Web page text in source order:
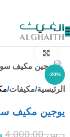
-20%
الرئيسية مكيفات
يوجين مكيف سوبر
ر.س4.000,00